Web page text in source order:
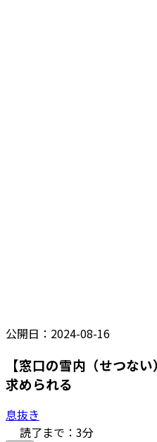
公開日： 2024-08-16
【窓口の雪内（せつな
求められる
息抜き
読了まで： 3分